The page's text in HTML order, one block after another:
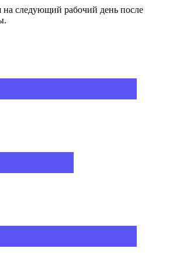
на следующий рабочий день после